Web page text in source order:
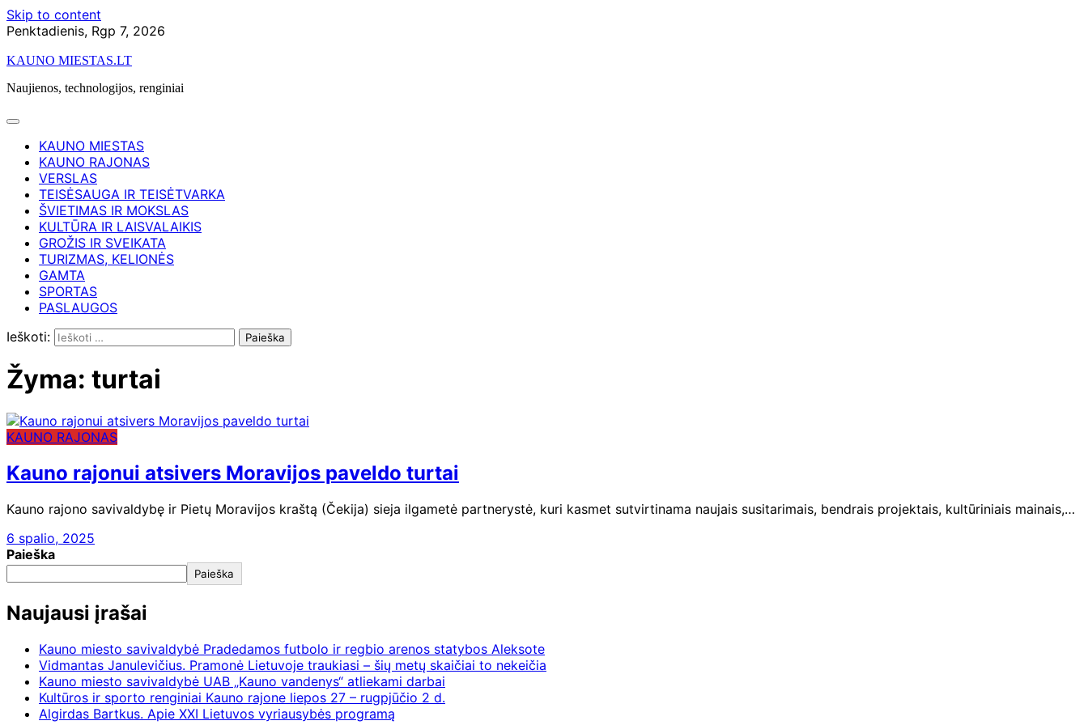
Skip to content
Penktadienis, Rgp 7, 2026
KAUNO MIESTAS.LT
Naujienos, technologijos, renginiai
KAUNO MIESTAS
KAUNO RAJONAS
VERSLAS
TEISĖSAUGA IR TEISĖTVARKA
ŠVIETIMAS IR MOKSLAS
KULTŪRA IR LAISVALAIKIS
GROŽIS IR SVEIKATA
TURIZMAS, KELIONĖS
GAMTA
SPORTAS
PASLAUGOS
Ieškoti:
Žyma: turtai
KAUNO RAJONAS
Kauno rajonui atsivers Moravijos paveldo turtai
Kauno rajono savivaldybę ir Pietų Moravijos kraštą (Čekija) sieja ilgametė partnerystė, kuri kasmet sutvirtinama naujais susitarimais, bendrais projektais, kultūriniais mainais,…
6 spalio, 2025
Paieška
Paieška
Naujausi įrašai
Kauno miesto savivaldybė Pradedamos futbolo ir regbio arenos statybos Aleksote
Vidmantas Janulevičius. Pramonė Lietuvoje traukiasi – šių metų skaičiai to nekeičia
Kauno miesto savivaldybė UAB „Kauno vandenys“ atliekami darbai
Kultūros ir sporto renginiai Kauno rajone liepos 27 – rugpjūčio 2 d.
Algirdas Bartkus. Apie XXI Lietuvos vyriausybės programą